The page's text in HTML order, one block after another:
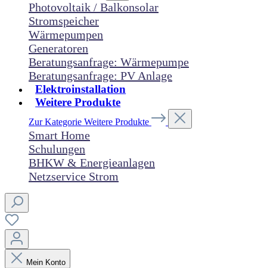
Photovoltaik / Balkonsolar
Stromspeicher
Wärmepumpen
Generatoren
Beratungsanfrage: Wärmepumpe
Beratungsanfrage: PV Anlage
Elektroinstallation
Weitere Produkte
Zur Kategorie Weitere Produkte
Smart Home
Schulungen
BHKW & Energieanlagen
Netzservice Strom
Mein Konto